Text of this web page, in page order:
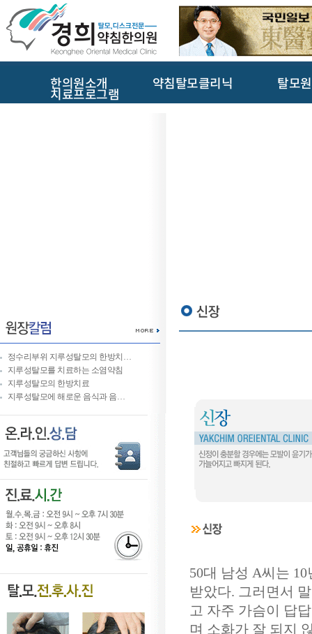
한의원소개 약침탈모클리닉 탈모
치료프로그램
정수리부위 지루성탈모의 한방치…
지루성탈모를 치료하는 소염약침
지루성탈모의 한방치료
지루성탈모에 해로운 음식과 음…
50대 남성 A씨는
받았다. 그러면서
고 자주 가슴이 답
며 소화가 잘 되지